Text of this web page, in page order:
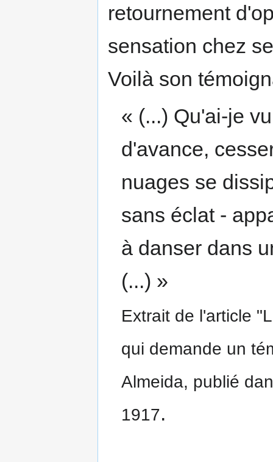
retournement
sensation chez
Voilà son
« (...) Qu'ai-je
d'avance,
nuages se
sans éclat -
à danser dans
(...) »
Extrait de l'article
qui demande un
Almeida, publié
1917.